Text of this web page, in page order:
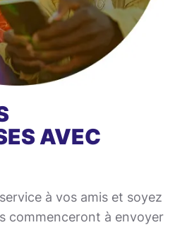
AVEC
à vos amis et soyez
commenceront à envoyer